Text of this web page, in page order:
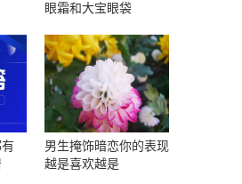
眼霜和大宝眼袋
男生掩饰暗恋你的表现
越是喜欢越是